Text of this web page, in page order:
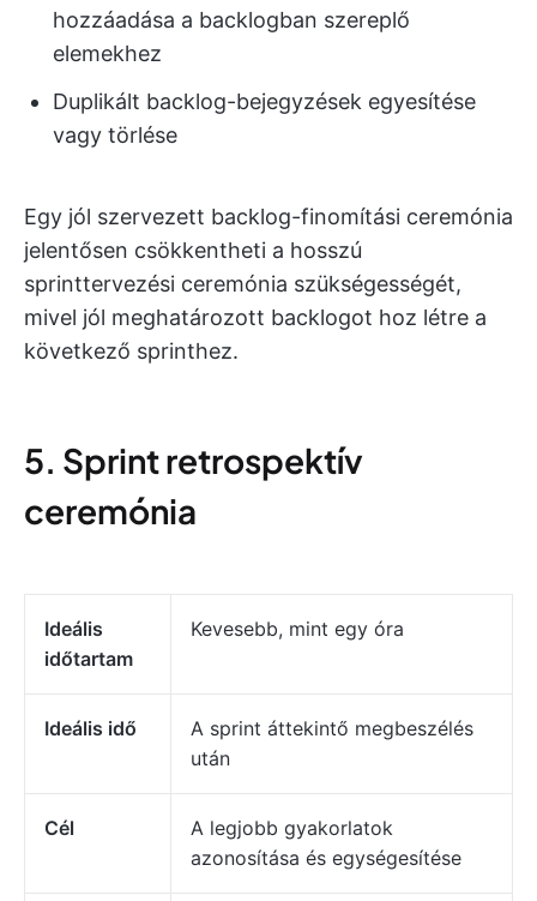
hozzáadása a backlogban szereplő
elemekhez
Duplikált backlog-bejegyzések egyesítése
vagy törlése
Egy jól szervezett backlog-finomítási ceremónia
jelentősen csökkentheti a hosszú
sprinttervezési ceremónia szükségességét,
mivel jól meghatározott backlogot hoz létre a
következő sprinthez.
5. Sprint retrospektív
ceremónia
Ideális
időtartam
Kevesebb, mint egy óra
Ideális idő
A sprint áttekintő megbeszélés
után
Cél
A legjobb gyakorlatok
azonosítása és egységesítése